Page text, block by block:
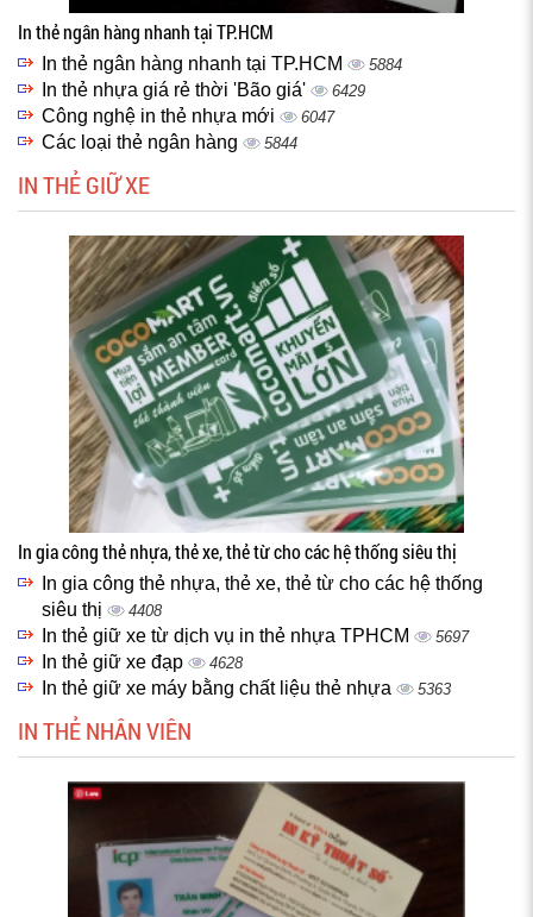
In thẻ ngân hàng nhanh tại TP.HCM
In thẻ ngân hàng nhanh tại TP.HCM 5884
In thẻ nhựa giá rẻ thời 'Bão giá' 6429
Công nghệ in thẻ nhựa mới 6047
Các loại thẻ ngân hàng 5844
IN THẺ GIỮ XE
In gia công thẻ nhựa, thẻ xe, thẻ từ cho các hệ thống siêu thị
In gia công thẻ nhựa, thẻ xe, thẻ từ cho các hệ thống
siêu thị
4408
In thẻ giữ xe từ dịch vụ in thẻ nhựa TPHCM 5697
In thẻ giữ xe đạp 4628
In thẻ giữ xe máy bằng chất liệu thẻ nhựa 5363
IN THẺ NHÂN VIÊN